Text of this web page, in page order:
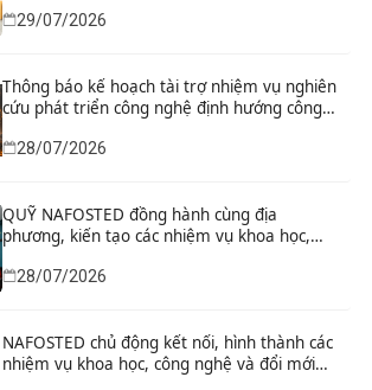
29/07/2026
Thông báo kế hoạch tài trợ nhiệm vụ nghiên
cứu phát triển công nghệ định hướng công
nghệ chiến lược năm 2026
28/07/2026
QUỸ NAFOSTED đồng hành cùng địa
phương, kiến tạo các nhiệm vụ khoa học,
phát triển thực tiễn
28/07/2026
NAFOSTED chủ động kết nối, hình thành các
nhiệm vụ khoa học, công nghệ và đổi mới